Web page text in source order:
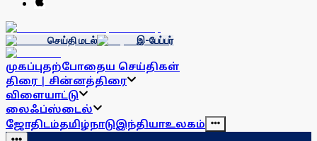
செய்தி மடல் இ-பேப்பர்
முகப்புதற்போதைய செய்திகள்
திரை | சின்னத்திரை
விளையாட்டு
லைஃப்ஸ்டைல்
ஜோதிடம்தமிழ்நாடுஇந்தியாஉலகம்